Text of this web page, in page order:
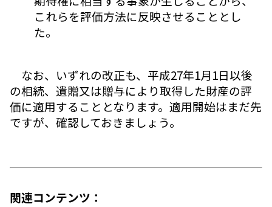
これらを評価方法に反映させることとし
た。
なお、いずれの改正も、平成27年1月1日以後
の相続、遺贈又は贈与により取得した財産の評
価に適用することとなります。適用開始はまだ先
ですが、確認しておきましょう。
関連コンテンツ：